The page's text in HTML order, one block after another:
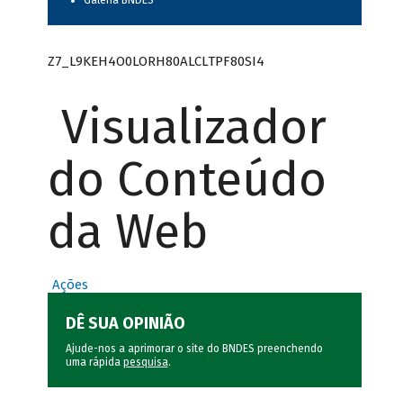
Z7_L9KEH4O0LORH80ALCLTPF80SI4
Visualizador
do Conteúdo
da Web
Ações
DÊ SUA OPINIÃO
Ajude-nos a aprimorar o site do BNDES preenchendo
uma rápida pesquisa.